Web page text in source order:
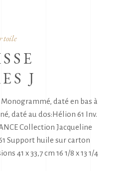
toile
J
Monogrammé, daté en bas à
daté au dos:Hélion 61 Inv.
Collection Jacqueline
Support huile sur carton
41 x 33,7 cm 16 1/8 x 13 1/4